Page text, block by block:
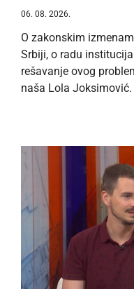
06. 08. 2026.
O zakonskim
Srbiji, o radu
rešavanje ovog
naša Lola Joksimović.